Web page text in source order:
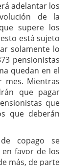
adelantar los
de la
supere los
está sujeto
solamente lo
pensionistas
quedan en el
mes. Mientras
que pagar
que
que deberán
copago se
favor de los
más, de parte